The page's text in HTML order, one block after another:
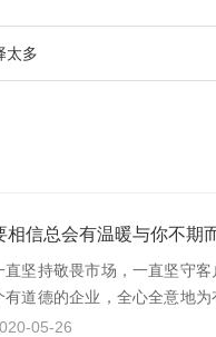
太多
相信总会有温暖与你不期
直坚持敬畏市场，一直坚守
有道德的企业，全心全意地
撞，一路摸爬滚打，从未动摇
05-26